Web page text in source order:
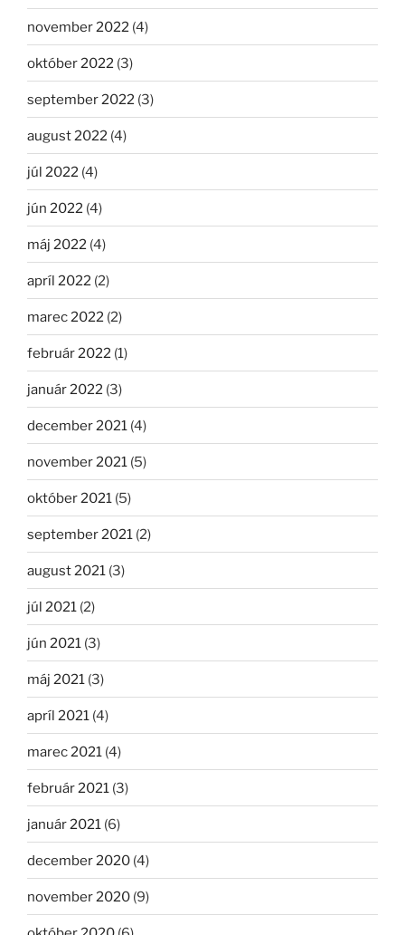
november 2022 (4)
október 2022 (3)
september 2022 (3)
august 2022 (4)
júl 2022 (4)
jún 2022 (4)
máj 2022 (4)
apríl 2022 (2)
marec 2022 (2)
február 2022 (1)
január 2022 (3)
december 2021 (4)
november 2021 (5)
október 2021 (5)
september 2021 (2)
august 2021 (3)
júl 2021 (2)
jún 2021 (3)
máj 2021 (3)
apríl 2021 (4)
marec 2021 (4)
február 2021 (3)
január 2021 (6)
december 2020 (4)
november 2020 (9)